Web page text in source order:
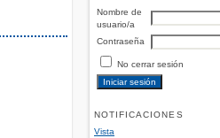
Nombre de
usuario/a
Contraseña
No cerrar sesión
NOTIFICACIONES
Vista